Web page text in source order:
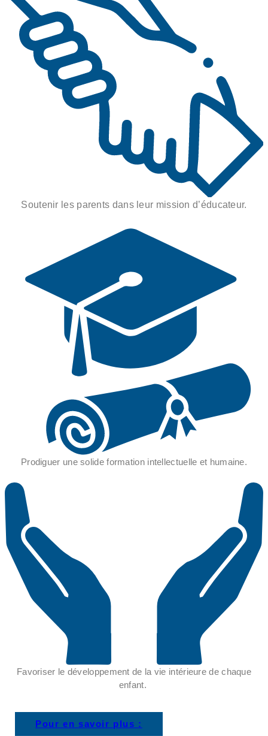
Soutenir les parents dans leur mission d’éducateur.
Prodiguer une solide formation intellectuelle et humaine.
Favoriser le développement de la vie intérieure de chaque
enfant.
Pour en savoir plus :